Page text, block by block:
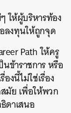
ให้ผู้บริหารท้อง
ลงทุนให้ถูกจุด
Path ให้ครู
นข้าราชการ หรือ
งนี้ไม่ใช่เรื่อง
มัย เพื่อให้พวก
ดาเสนอ